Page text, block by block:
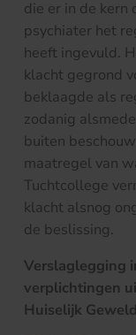
die er in de kern
psychiater het
heeft ingevuld.
klacht gegrond
beklaagde als
zodanig
buiten
maatregel van
Tuchtcollege
klacht alsnog
de beslissing.
Verslaglegging
verplichtingen
Huiselijk